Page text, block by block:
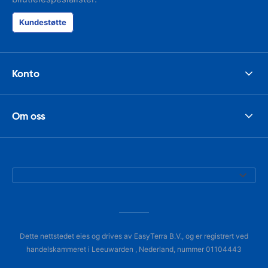
Kundestøtte
Konto
Om oss
Dette nettstedet eies og drives av EasyTerra B.V., og er registrert ved
handelskammeret i Leeuwarden , Nederland, nummer 01104443